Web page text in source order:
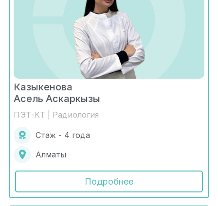
Казыкенова
Асель Аскаркызы
ПЭТ-КТ | Радиология
Стаж - 4 года
Алматы
Подробнее